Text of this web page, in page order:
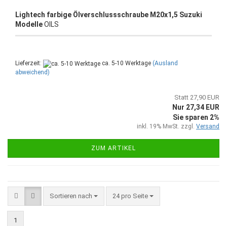
Lightech farbige Ölverschlussschraube M20x1,5 Suzuki
ModelleOILS
Lieferzeit: ca. 5-10 Werktage (Ausland
abweichend)
Statt 27,90 EUR
Nur 27,34 EUR
Sie sparen 2%
inkl. 19% MwSt. zzgl. Versand
ZUM ARTIKEL
Sortieren nach
Sortieren nach 24 pro Seite
pro Seite
1